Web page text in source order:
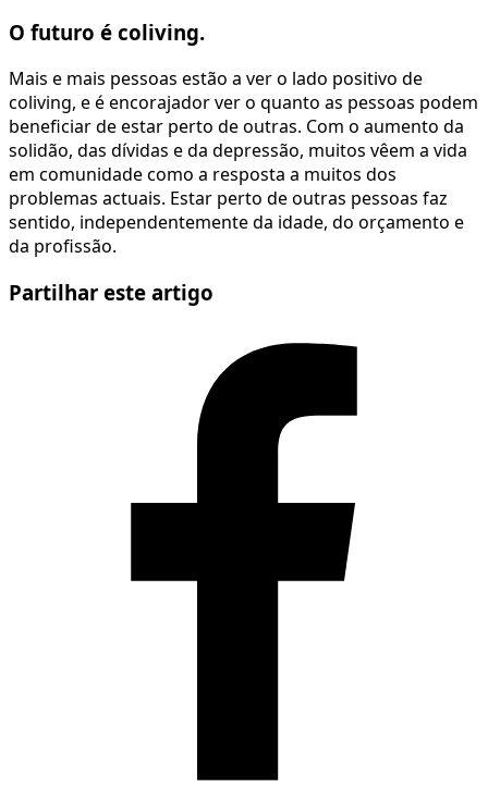
O futuro é coliving.
Mais e mais pessoas estão a ver o lado positivo de
coliving, e é encorajador ver o quanto as pessoas podem
beneficiar de estar perto de outras. Com o aumento da
solidão, das dívidas e da depressão, muitos vêem a vida
em comunidade como a resposta a muitos dos
problemas actuais. Estar perto de outras pessoas faz
sentido, independentemente da idade, do orçamento e
da profissão.
Partilhar este artigo